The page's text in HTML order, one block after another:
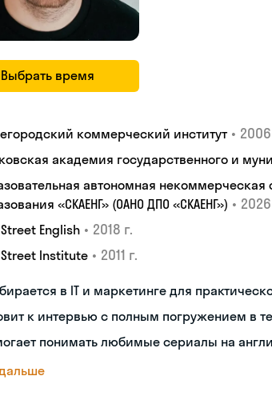
Выбрать время
коммерческий институт • 2006
академия государственного и
автономная
«СКАЕНГ» (ОАНО ДПО «СКАЕНГ») •
English • 2018 г.
Street Institute • 2011 г.
в IT и маркетинге для
к интервью с полным погружением в
понимать любимые сериалы на